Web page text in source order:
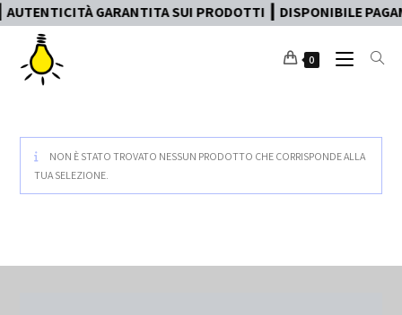
GARANTITA SUI PRODOTTI ┃ DISPONIBILE
0
NON È STATO TROVATO NESSUN PRODOTTO CHE CORRISPONDE ALLA
TUA SELEZIONE.